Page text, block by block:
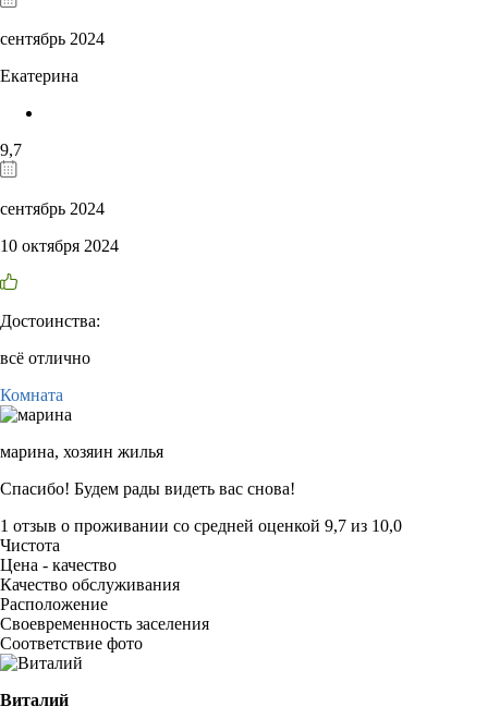
сентябрь 2024
Екатерина
9,7
сентябрь 2024
10 октября 2024
Достоинства:
всё отлично
Комната
марина, хозяин жилья
Спасибо! Будем рады видеть вас снова!
1 отзыв о проживании со средней оценкой 9,7 из 10,0
Чистота
Цена - качество
Качество обслуживания
Расположение
Своевременность заселения
Соответствие фото
Виталий